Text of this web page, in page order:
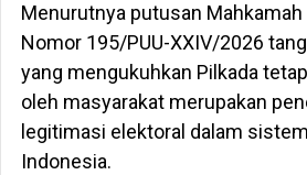
Menurutnya putusan
Nomor 195/PUU-XXIV/2026
yang mengukuhkan Pilkada
oleh masyarakat merupakan
legitimasi elektoral dalam
Indonesia.